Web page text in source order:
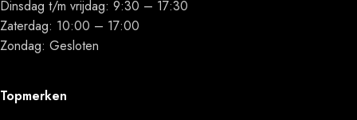
Dinsdag t/m vrijdag: 9:30 – 17:30
Zaterdag: 10:00 – 17:00
Zondag: Gesloten
Topmerken